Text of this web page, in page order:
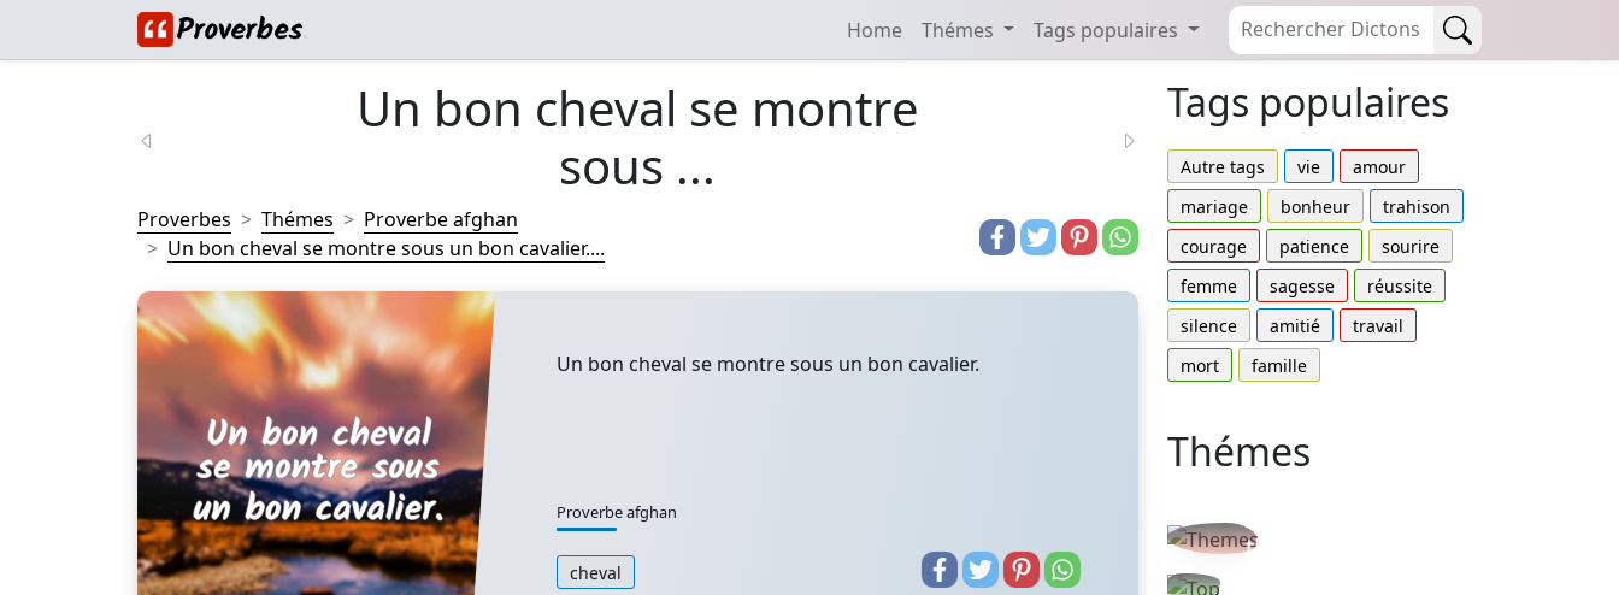
Home Thémes Tags populaires
Un bon cheval se montre
sous ...
Proverbes Thémes
Proverbe afghan
Un bon cheval se montre sous un bon cavalier....
Un bon cheval se montre sous un bon cavalier.
Proverbe afghan
cheval
Tags populaires
Autre tags vie
amour
mariage
bonheur
trahison
courage
patience
sourire
femme
sagesse
réussite
silence
amitié
travail
mort
famille
Thémes
thèmes